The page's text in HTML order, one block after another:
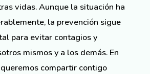
vidas. Aunque la situación ha
la prevención sigue
para evitar contagios y
mismos y a los demás. En
queremos compartir contigo